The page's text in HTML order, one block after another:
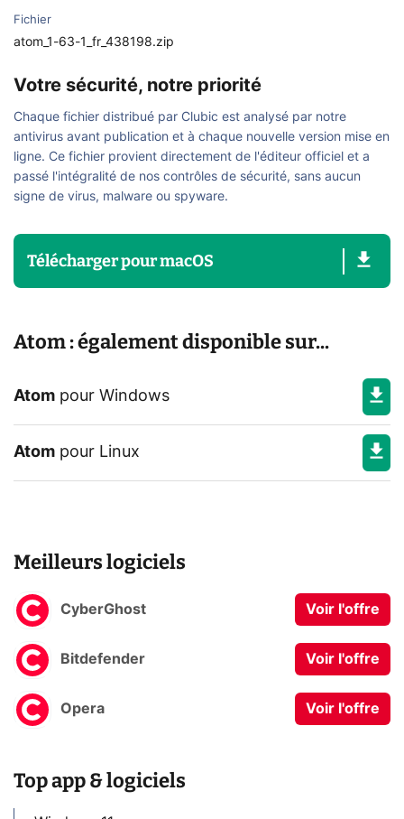
Fichier
atom_1-63-1_fr_438198.zip
Votre sécurité, notre priorité
Chaque fichier distribué par Clubic est analysé par notre
antivirus avant publication et à chaque nouvelle version mise en
ligne. Ce fichier provient directement de l'éditeur officiel et a
passé l'intégralité de nos contrôles de sécurité, sans aucun
signe de virus, malware ou spyware.
TéléchargerpourmacOS
Atom : également disponible sur...
Atom pour Windows
Atom pour Linux
Meilleurs logiciels
CyberGhost Voir l'offre
Bitdefender Voir l'offre
Opera Voir l'offre
Top app & logiciels